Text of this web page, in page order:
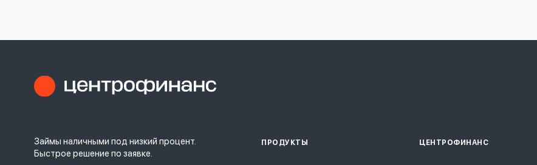
Займы наличными под низкий процент.
Быстрое решение по заявке.
ПРОДУКТЫ ЦЕНТРОФИНАНС
Войти под другим номером